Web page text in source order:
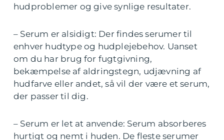
hudproblemer og give synlige resultater.
– Serum er alsidigt: Der findes serumer til
enhver hudtype og hudplejebehov. Uanset
om du har brug for fugtgivning,
bekæmpelse af aldringstegn, udjævning af
hudfarve eller andet, så vil der være et serum,
der passer til dig.
– Serum er let at anvende: Serum absorberes
hurtigt og nemt i huden. De fleste serumer